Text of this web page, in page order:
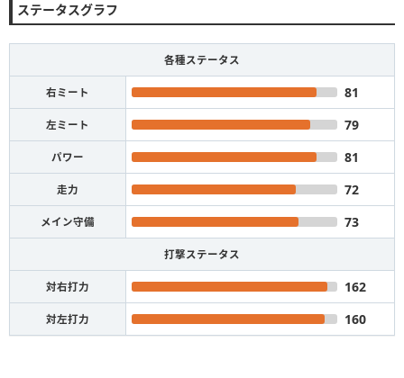
ステータスグラフ
各種ステータス
右ミート 81
左ミート 79
パワー 81
走力 72
メイン守備 73
打撃ステータス
対右打力 162
対左打力 160